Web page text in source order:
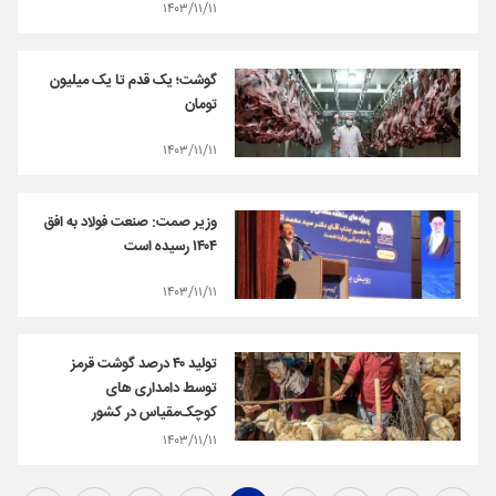
۱۴۰۳/۱۱/۱۱
گوشت؛ یک قدم تا یک میلیون
تومان
۱۴۰۳/۱۱/۱۱
وزیر صمت: صنعت فولاد به افق
۱۴۰۴ رسیده است
۱۴۰۳/۱۱/۱۱
تولید ۴۰ درصد گوشت قرمز
توسط دامداری های
کوچک‌مقیاس در کشور
۱۴۰۳/۱۱/۱۱